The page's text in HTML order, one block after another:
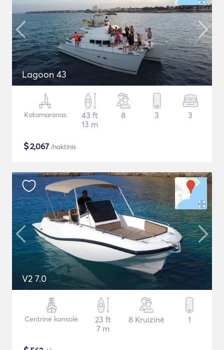
Lagoon 43
Katamaranas
43 ft
13 m
8 3 3
$2,067 /naktinis
V2 7.0
Centrinė konsolė
23 ft
7 m
8 Kruizinė 1